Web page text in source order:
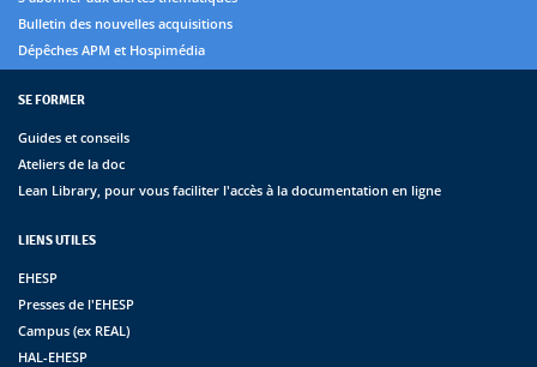
Bulletin des nouvelles acquisitions
Dépêches APM et Hospimédia
SE FORMER
Guides et conseils
Ateliers de la doc
Lean Library, pour vous faciliter l'accès à la documentation en ligne
LIENS UTILES
EHESP
Presses de l'EHESP
Campus (ex REAL)
HAL-EHESP